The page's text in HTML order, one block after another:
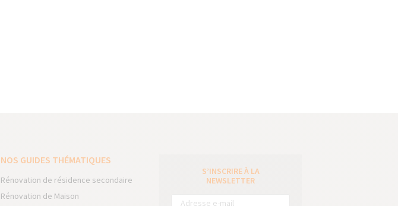
NOS GUIDES THÉMATIQUES
Rénovation de résidence secondaire
Rénovation de Maison
S’INSCRIRE À LA
NEWSLETTER